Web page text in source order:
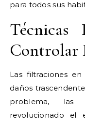
para todos sus
Técnicas
Controlar
Las filtraciones
daños
problema, las
revolucionado el